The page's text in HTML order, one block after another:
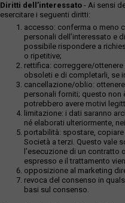
Diritti dell’interessato - Ai sensi
esercitare i seguenti diritti:
accesso: conferma o meno
personali dell’interessato e
possibile rispondere a
o ripetitive;
rettifica: correggere/
obsoleti e di completarli, se
cancellazione/oblio:
personali forniti; questo non
potrebbero avere motivi
limitazione: i dati saranno
né elaborati ulteriormente,
portabilità: spostare,
Società a terzi. Questo vale
l’esecuzione di un
espresso e il trattamento
opposizione al marketing
revoca del consenso in
basi sul consenso.